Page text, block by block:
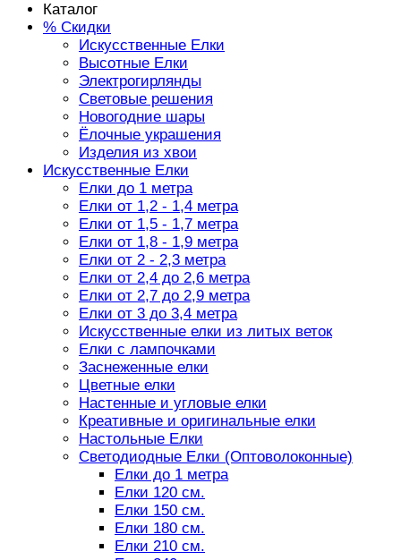
Каталог
% Скидки
Искусственные Елки
Высотные Елки
Электрогирлянды
Световые решения
Новогодние шары
Ёлочные украшения
Изделия из хвои
Искусственные Елки
Елки до 1 метра
Елки от 1,2 - 1,4 метра
Елки от 1,5 - 1,7 метра
Елки от 1,8 - 1,9 метра
Елки от 2 - 2,3 метра
Елки от 2,4 до 2,6 метра
Елки от 2,7 до 2,9 метра
Елки от 3 до 3,4 метра
Искусственные елки из литых веток
Елки с лампочками
Заснеженные елки
Цветные елки
Настенные и угловые елки
Креативные и оригинальные елки
Настольные Елки
Светодиодные Елки (Оптоволоконные)
Елки до 1 метра
Елки 120 см.
Елки 150 см.
Елки 180 см.
Елки 210 см.